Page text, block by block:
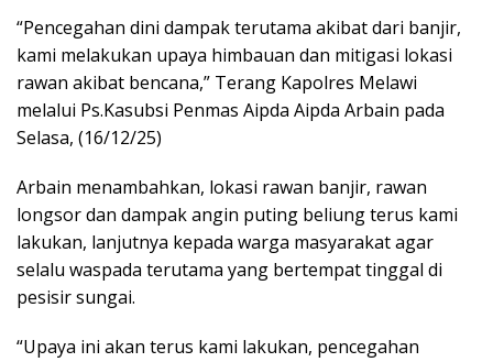
“Pencegahan dini dampak terutama akibat dari banjir,
kami melakukan upaya himbauan dan mitigasi lokasi
rawan akibat bencana,” Terang Kapolres Melawi
melalui Ps.Kasubsi Penmas Aipda Aipda Arbain pada
Selasa, (16/12/25)
Arbain menambahkan, lokasi rawan banjir, rawan
longsor dan dampak angin puting beliung terus kami
lakukan, lanjutnya kepada warga masyarakat agar
selalu waspada terutama yang bertempat tinggal di
pesisir sungai.
“Upaya ini akan terus kami lakukan, pencegahan